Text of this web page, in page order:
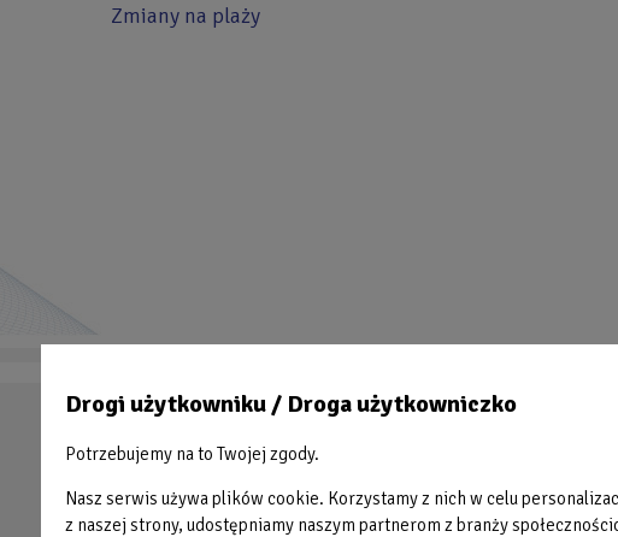
Zmiany na plaży
Stopka
ODNOWA BIOLOGICZNA
Błażejewko
Drogi użytkowniku / Droga użytkowniczko
Potrzebujemy na to Twojej zgody.
Nasz serwis używa plików cookie. Korzystamy z nich w celu
z naszej strony, udostępniamy naszym partnerom z branży